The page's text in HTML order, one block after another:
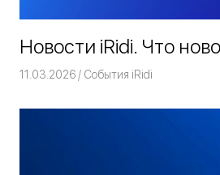
Новости iRidi. Что
11.03.2026 Команда iRidium mobile
События iRidi